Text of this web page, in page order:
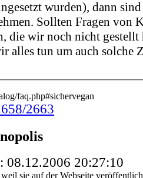
wurden), dann
Sollten Fragen von
die wir noch nicht gestellt
alles tun um auch solche
faq.php#sichervegan
2663
08.12.2006 20:27:10
sie auf der Webseite